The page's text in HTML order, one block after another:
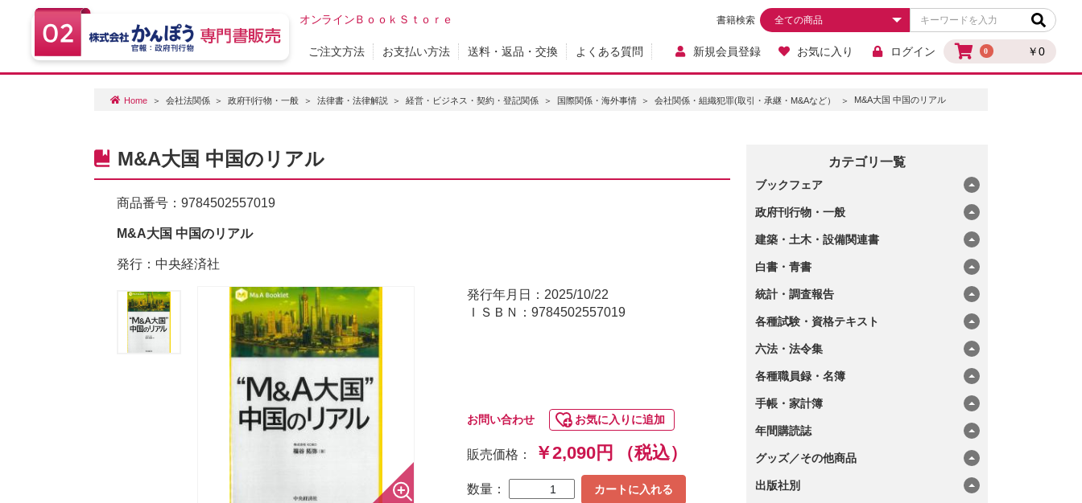
オンラインＢｏｏｋＳｔｏｒｅ
0 ￥0
書籍検索
ご注文方法 お支払い方法 送料・返品・交換 よくある質問 新規会員登録 お気に入り ログイン
Home 会社法関係 政府刊行物・一般 法律書・法律解説 経営・ビジネス・契約・登記関係 国際関係・海外事情 会社関係・組織犯罪(取引・承継・M&Aなど） M&A大国 中国のリアル
カテゴリ一覧
ブックフェア
政府刊行物・一般
建築・土木・設備関連書
白書・青書
統計・調査報告
各種試験・資格テキスト
六法・法令集
各種職員録・名簿
手帳・家計簿
年間購読誌
グッズ／その他商品
出版社別
M&A大国 中国のリアル
商品番号： 9784502557019
M&A大国 中国のリアル
発行：中央経済社
発行年月日：2025/10/22
ＩＳＢＮ：9784502557019
お問い合わせ お気に入りに追加
販売価格： ￥2,090円 （税込）
数量： カートに入れる